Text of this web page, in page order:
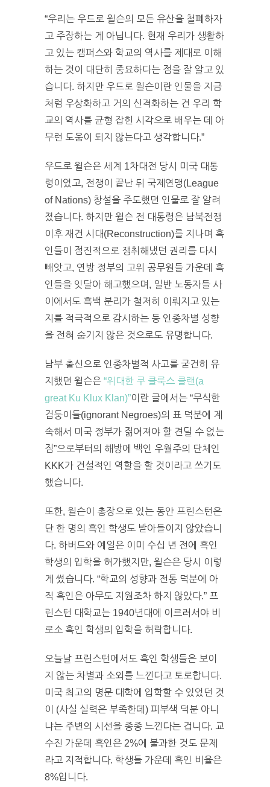
“우리는 우드로 윌슨의 모든 유산을 철폐하자
고 주장하는 게 아닙니다. 현재 우리가 생활하
고 있는 캠퍼스와 학교의 역사를 제대로 이해
하는 것이 대단히 중요하다는 점을 잘 알고 있
습니다. 하지만 우드로 윌슨이란 인물을 지금
처럼 우상화하고 거의 신격화하는 건 우리 학
교의 역사를 균형 잡힌 시각으로 배우는 데 아
무런 도움이 되지 않는다고 생각합니다.”
우드로 윌슨은 세계 1차대전 당시 미국 대통
령이었고, 전쟁이 끝난 뒤 국제연맹(League
of Nations) 창설을 주도했던 인물로 잘 알려
졌습니다. 하지만 윌슨 전 대통령은 남북전쟁
이후 재건 시대(Reconstruction)를 지나며 흑
인들이 점진적으로 쟁취해냈던 권리를 다시
빼앗고, 연방 정부의 고위 공무원들 가운데 흑
인들을 잇달아 해고했으며, 일반 노동자들 사
이에서도 흑백 분리가 철저히 이뤄지고 있는
지를 적극적으로 감시하는 등 인종차별 성향
을 전혀 숨기지 않은 것으로도 유명합니다.
남부 출신으로 인종차별적 사고를 굳건히 유
지했던 윌슨은 “위대한 쿠 클룩스 클랜(a
great Ku Klux Klan)”이란 글에서는 “무식한
검둥이들(ignorant Negroes)의 표 덕분에 계
속해서 미국 정부가 짊어져야 할 견딜 수 없는
짐”으로부터의 해방에 백인 우월주의 단체인
KKK가 건설적인 역할을 할 것이라고 쓰기도
했습니다.
또한, 윌슨이 총장으로 있는 동안 프린스턴은
단 한 명의 흑인 학생도 받아들이지 않았습니
다. 하버드와 예일은 이미 수십 년 전에 흑인
학생의 입학을 허가했지만, 윌슨은 당시 이렇
게 썼습니다. “학교의 성향과 전통 덕분에 아
직 흑인은 아무도 지원조차 하지 않았다.” 프
린스턴 대학교는 1940년대에 이르러서야 비
로소 흑인 학생의 입학을 허락합니다.
오늘날 프린스턴에서도 흑인 학생들은 보이
지 않는 차별과 소외를 느낀다고 토로합니다.
미국 최고의 명문 대학에 입학할 수 있었던 것
이 (사실 실력은 부족한데) 피부색 덕분 아니
냐는 주변의 시선을 종종 느낀다는 겁니다. 교
수진 가운데 흑인은 2%에 불과한 것도 문제
라고 지적합니다. 학생들 가운데 흑인 비율은
8%입니다.